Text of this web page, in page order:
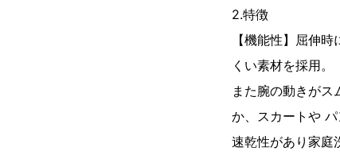
2.特徴
【機能性】屈伸
くい素材を採用。
また腕の動きが
か、スカートや
速乾性があり家庭